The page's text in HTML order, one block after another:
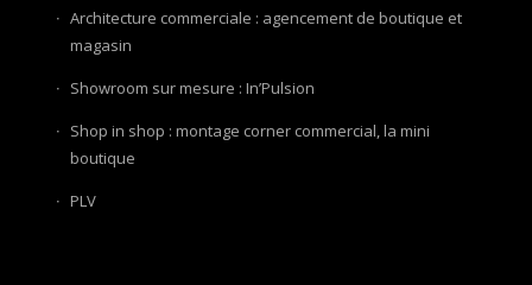
Architecture commerciale : agencement de boutique et
magasin
Showroom sur mesure : In’Pulsion
Shop in shop : montage corner commercial, la mini
boutique
PLV